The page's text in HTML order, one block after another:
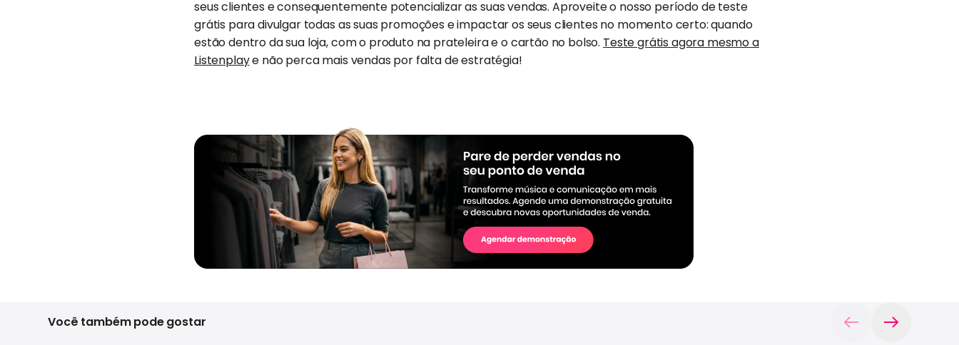
seus clientes e consequentemente potencializar as suas vendas. Aproveite o nosso período de teste
grátis para divulgar todas as suas promoções e impactar os seus clientes no momento certo: quando
estão dentro da sua loja, com o produto na prateleira e o cartão no bolso. Teste grátis agora mesmo a
Listenplaye não perca mais vendas por falta de estratégia!
Você também pode gostar